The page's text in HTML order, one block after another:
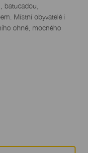
batucadou,
Místní obyvatelé i
ohně, mocného